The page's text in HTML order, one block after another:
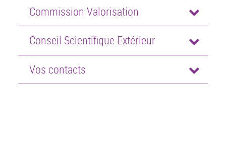
Commission Valorisation
Conseil Scientifique Extérieur
Vos contacts